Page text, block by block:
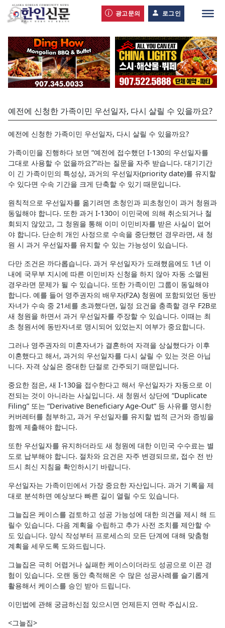
광고문의 로그인
예전에 신청한 가족이민 우선일자, 다시 살릴 수 있을까요?
예전에 신청한 가족이민 우선일자, 다시 살릴 수 있을까요?
가족이민을 진행하다 보면 “예전에 접수했던 I-130의 우선일자를
그대로 사용할 수 없을까요?”라는 질문을 자주 받습니다. 대기기간
이 긴 가족이민의 특성상, 과거의 우선일자(priority date)를 유지할
수 있다면 수속 기간을 크게 단축할 수 있기 때문입니다.
원칙적으로 우선일자를 옮기려면 초청인과 피초청인이 과거 청원과
동일해야 합니다. 또한 과거 I-130이 이민국에 의해 취소되거나 철
회되지 않았고, 그 청원을 통해 이미 이민비자를 받은 사실이 없어
야 합니다. 단순히 개인 사정으로 수속을 중단했던 경우라면, 새 청
원 시 과거 우선일자를 유지할 수 있는 가능성이 있습니다.
다만 조건은 까다롭습니다. 과거 우선일자가 도래했음에도 1년 이
내에 국무부 지시에 따른 이민비자 신청을 하지 않아 자동 소멸된
경우라면 문제가 될 수 있습니다. 또한 가족이민 그룹이 동일해야
합니다. 예를 들어 영주권자의 배우자(F2A) 청원에 포함되었던 동반
자녀가 수속 중 21세를 초과했다면, 일정 요건을 충족할 경우 F2B로
새 청원을 하면서 과거 우선일자를 주장할 수 있습니다. 이때는 최
초 청원서에 동반자녀로 명시되어 있었는지 여부가 중요합니다.
그러나 영주권자의 미혼자녀가 결혼하여 자격을 상실했다가 이후
이혼했다고 해서, 과거의 우선일자를 다시 살릴 수 있는 것은 아닙
니다. 자격 상실은 중대한 단절로 간주되기 때문입니다.
중요한 점은, 새 I-130을 접수한다고 해서 우선일자가 자동으로 이
전되는 것이 아니라는 사실입니다. 새 청원서 상단에 “Duplicate
Filing” 또는 “Derivative Beneficiary Age-Out” 등 사유를 명시한
커버레터를 첨부하고, 과거 우선일자를 유지할 법적 근거와 증빙을
함께 제출해야 합니다.
또한 우선일자를 유지하더라도 새 청원에 대한 이민국 수수료는 별
도로 납부해야 합니다. 절차와 요건은 자주 변경되므로, 접수 전 반
드시 최신 지침을 확인하시기 바랍니다.
우선일자는 가족이민에서 가장 중요한 자산입니다. 과거 기록을 제
대로 분석하면 예상보다 빠른 길이 열릴 수도 있습니다.
그늘집은 케이스를 검토하고 성공 가능성에 대한 의견을 제시 해 드
릴수 있습니다. 다음 계획을 수립하고 추가 사전 조치를 제안할 수
도 있습니다. 양식 작성부터 프로세스의 모든 단계에 대해 맞춤형
계획을 세우도록 도와드립니다.
그늘집은 극히 어렵거나 실패한 케이스이더라도 성공으로 이끈 경
험이 있습니다. 오랜 동안 축적해온 수 많은 성공사례를 슬기롭게
활용해서 케이스를 승인 받아 드립니다.
이민법에 관해 궁금하신점 있으시면 언제든지 연락 주십시요.
<그늘집>